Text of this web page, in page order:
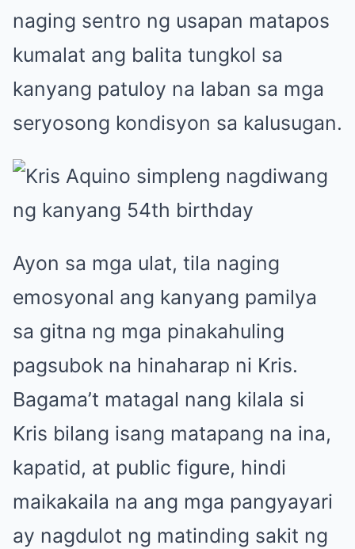
naging sentro ng usapan matapos
kumalat ang balita tungkol sa
kanyang patuloy na laban sa mga
seryosong kondisyon sa kalusugan.
Ayon sa mga ulat, tila naging
emosyonal ang kanyang pamilya
sa gitna ng mga pinakahuling
pagsubok na hinaharap ni Kris.
Bagama’t matagal nang kilala si
Kris bilang isang matapang na ina,
kapatid, at public figure, hindi
maikakaila na ang mga pangyayari
ay nagdulot ng matinding sakit ng